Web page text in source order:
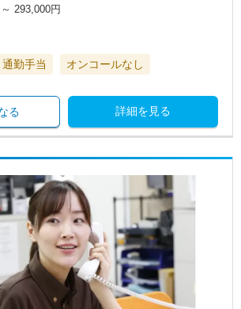
～ 293,000円
通勤手当 オンコールなし
詳細を見る
る